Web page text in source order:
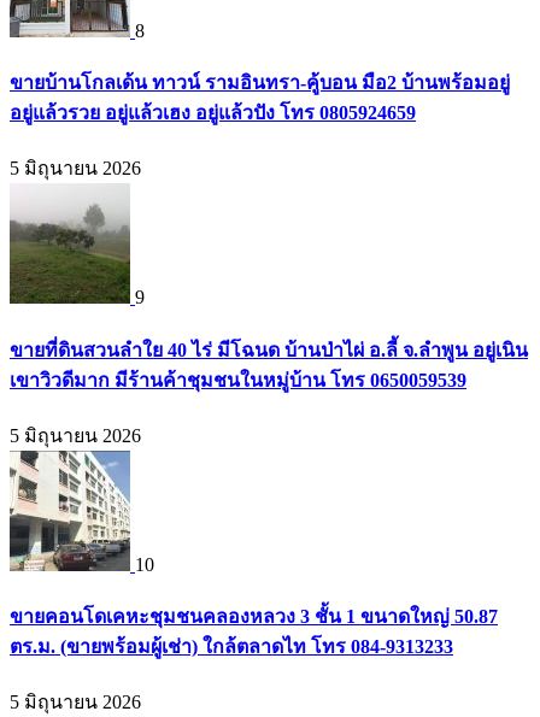
8
ขายบ้านโกลเด้น ทาวน์ รามอินทรา-คู้บอน มือ2 บ้านพร้อมอยู่
อยู่แล้วรวย อยู่แล้วเฮง อยู่แล้วปัง โทร 0805924659
5 มิถุนายน 2026
9
ขายที่ดินสวนลำใย 40 ไร่ มีโฉนด บ้านป่าไผ่ อ.ลี้ จ.ลำพูน อยู่เนิน
เขาวิวดีมาก มีร้านค้าชุมชนในหมู่บ้าน โทร 0650059539
5 มิถุนายน 2026
10
ขายคอนโดเคหะชุมชนคลองหลวง 3 ชั้น 1 ขนาดใหญ่ 50.87
ตร.ม. (ขายพร้อมผู้เช่า) ใกล้ตลาดไท โทร 084-9313233
5 มิถุนายน 2026